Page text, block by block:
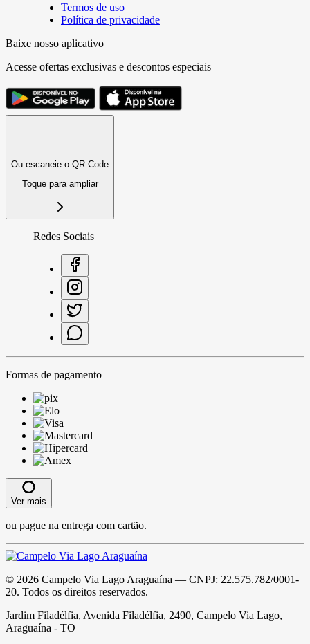
Termos de uso
Política de privacidade
Baixe nosso aplicativo
Acesse ofertas exclusivas e descontos especiais
Ou escaneie o QR Code
Toque para ampliar
Redes Sociais
Formas de pagamento
Ver mais
ou pague na entrega com cartão.
© 2026 Campelo Via Lago Araguaína — CNPJ: 22.575.782/0001-
20. Todos os direitos reservados.
Jardim Filadélfia, Avenida Filadélfia, 2490, Campelo Via Lago,
Araguaína - TO